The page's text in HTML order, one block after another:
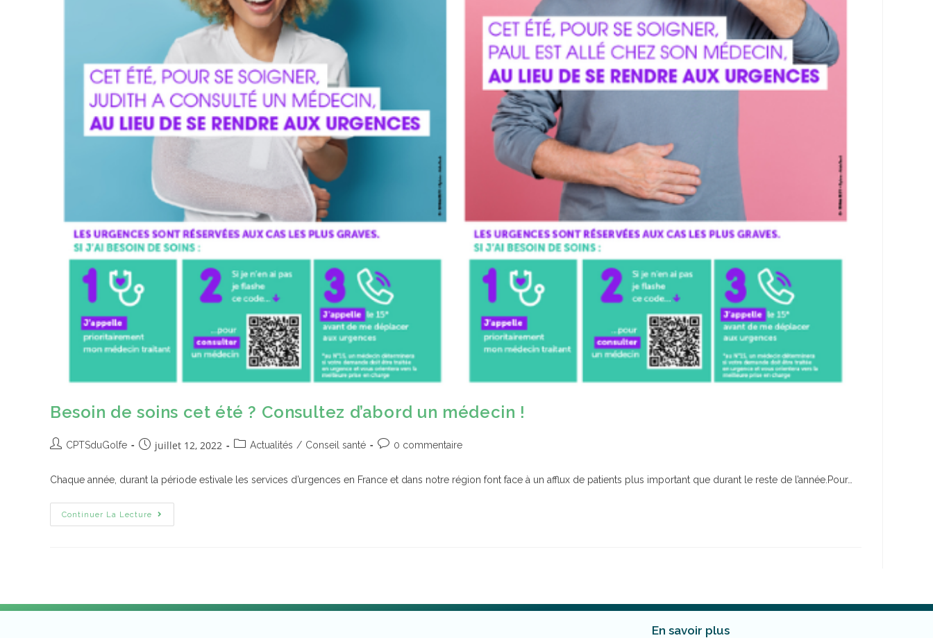
Besoin de soins cet été ? Consultez d’abord un médecin !
CPTSduGolfe juillet 12, 2022 Actualités / Conseil santé 0 commentaire
Chaque année, durant la période estivale les services d’urgences en France et dans notre région font face à un afflux de patients plus important que durant le reste de l’année.Pour…
Continuer La Lecture
En savoir plus